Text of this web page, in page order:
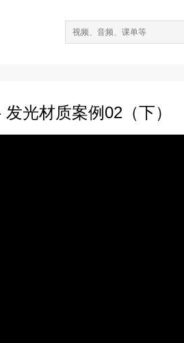
光材质案例02（下）